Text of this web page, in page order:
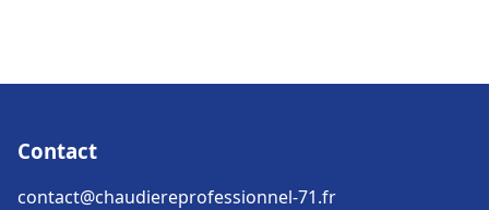
Contact
contact@chaudiereprofessionnel-71.fr